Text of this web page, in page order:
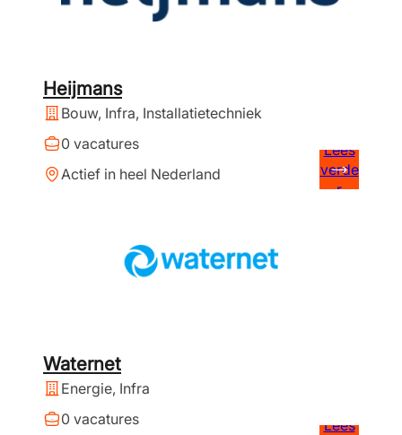
Heijmans
Bouw, Infra, Installatietechniek
0 vacatures
Actief in heel Nederland
Lees
verde
r
Waternet
Energie, Infra
0 vacatures
Lees